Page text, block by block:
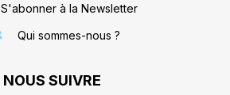
S'abonner à la Newsletter
Qui sommes-nous ?
NOUS SUIVRE